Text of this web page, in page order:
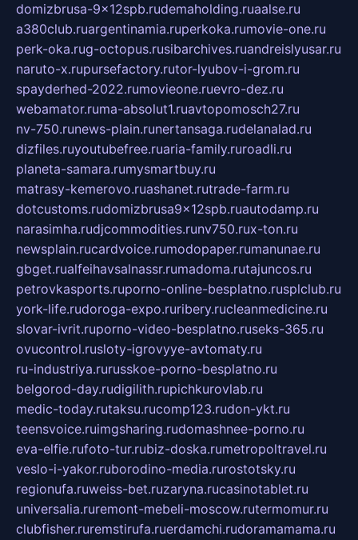
domizbrusa-9x12spb.rudemaholding.ruaalse.ru
a380club.ruargentinamia.ruperkoka.rumovie-one.ru
perk-oka.rug-octopus.rusibarchives.ruandreislyusar.ru
naruto-x.rupursefactory.rutor-lyubov-i-grom.ru
spayderhed-2022.rumovieone.ruevro-dez.ru
webamator.ruma-absolut1.ruavtopomosch27.ru
nv-750.runews-plain.runertansaga.rudelanalad.ru
dizfiles.ruyoutubefree.ruaria-family.ruroadli.ru
planeta-samara.rumysmartbuy.ru
matrasy-kemerovo.ruashanet.rutrade-farm.ru
dotcustoms.rudomizbrusa9x12spb.ruautodamp.ru
narasimha.rudjcommodities.runv750.rux-ton.ru
newsplain.rucardvoice.rumodopaper.rumanunae.ru
gbget.rualfeihavsalnassr.rumadoma.rutajuncos.ru
petrovkasports.ruporno-online-besplatno.rusplclub.ru
york-life.rudoroga-expo.ruribery.rucleanmedicine.ru
slovar-ivrit.ruporno-video-besplatno.ruseks-365.ru
ovucontrol.rusloty-igrovyye-avtomaty.ru
ru-industriya.rurusskoe-porno-besplatno.ru
belgorod-day.rudigilith.rupichkurovlab.ru
medic-today.rutaksu.rucomp123.rudon-ykt.ru
teensvoice.ruimgsharing.rudomashnee-porno.ru
eva-elfie.rufoto-tur.rubiz-doska.rumetropoltravel.ru
veslo-i-yakor.ruborodino-media.rurostotsky.ru
regionufa.ruweiss-bet.ruzaryna.rucasinotablet.ru
universalia.ruremont-mebeli-moscow.rutermomur.ru
clubfisher.ruremstirufa.ruerdamchi.rudoramamama.ru